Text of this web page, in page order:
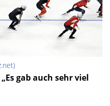
gab auch sehr viel